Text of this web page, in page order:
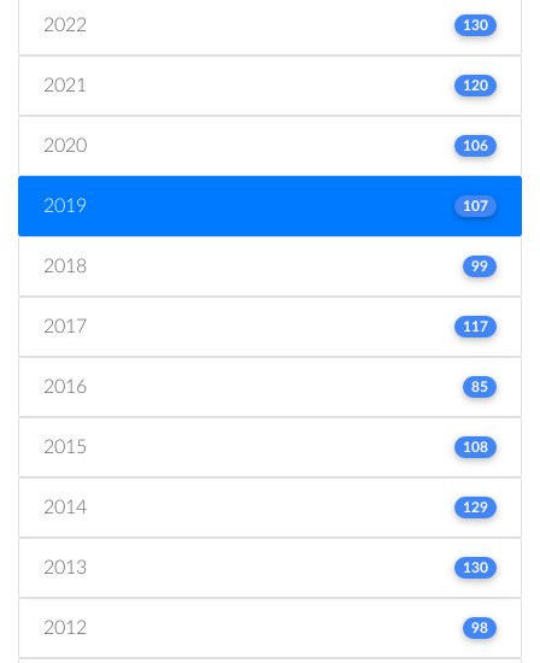
2022 130
2021 120
2020 106
2019 107
2018 99
2017 117
2016 85
2015 108
2014 129
2013 130
2012 98